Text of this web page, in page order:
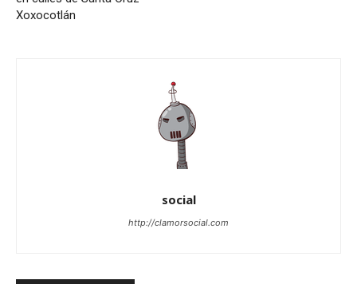
Xoxocotlán
social
http://clamorsocial.com